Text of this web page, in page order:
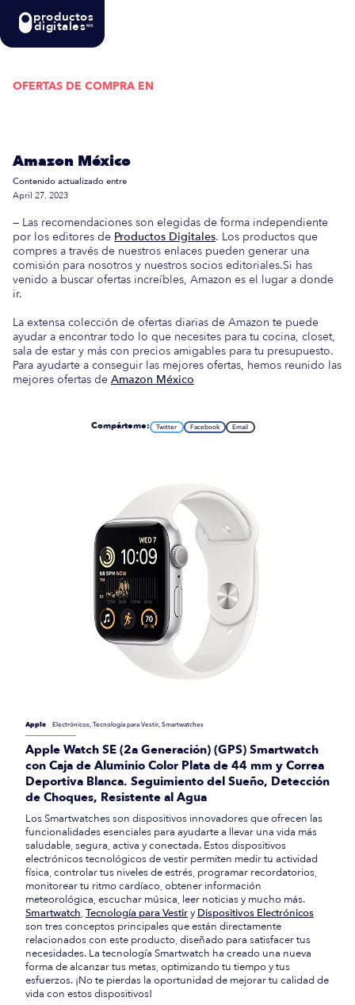
productos
digitalesMX
OFERTAS DE COMPRA EN
Amazon México
Contenido actualizado entre
April 27, 2023
— Las recomendaciones son elegidas de forma independiente
por los editores de Productos Digitales. Los productos que
compres a través de nuestros enlaces pueden generar una
comisión para nosotros y nuestros socios editoriales.Si has
venido a buscar ofertas increíbles, Amazon es el lugar a donde
ir.
La extensa colección de ofertas diarias de Amazon te puede
ayudar a encontrar todo lo que necesites para tu cocina, closet,
sala de estar y más con precios amigables para tu presupuesto.
Para ayudarte a conseguir las mejores ofertas, hemos reunido las
mejores ofertas de Amazon México
Compárteme: Twitter Facebook Email
Apple Electrónicos, Tecnología para Vestir, Smartwatches
Apple Watch SE (2a Generación) (GPS) Smartwatch
con Caja de Aluminio Color Plata de 44 mm y Correa
Deportiva Blanca. Seguimiento del Sueño, Detección
de Choques, Resistente al Agua
Los Smartwatches son dispositivos innovadores que ofrecen las
funcionalidades esenciales para ayudarte a llevar una vida más
saludable, segura, activa y conectada. Estos dispositivos
electrónicos tecnológicos de vestir permiten medir tu actividad
física, controlar tus niveles de estrés, programar recordatorios,
monitorear tu ritmo cardíaco, obtener información
meteorológica, escuchar música, leer noticias y mucho más.
Smartwatch,Tecnología para Vestiry Dispositivos Electrónicos
son tres conceptos principales que están directamente
relacionados con este producto, diseñado para satisfacer tus
necesidades. La tecnología Smartwatch ha creado una nueva
forma de alcanzar tus metas, optimizando tu tiempo y tus
esfuerzos. ¡No te pierdas la oportunidad de mejorar tu calidad de
vida con estos dispositivos!